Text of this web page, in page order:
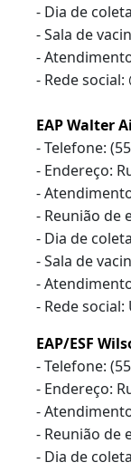
- Dia de
- Sala de
-
- Rede
EAP Walter
- Telefone:
- Endereço:
-
- Reunião de
- Dia de
- Sala de
-
- Rede
EAP/ESF
- Telefone:
- Endereço:
-
- Reunião de
- Dia de